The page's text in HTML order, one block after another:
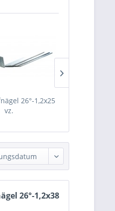
26°-1,2x25
vz.
26°-1,2x38